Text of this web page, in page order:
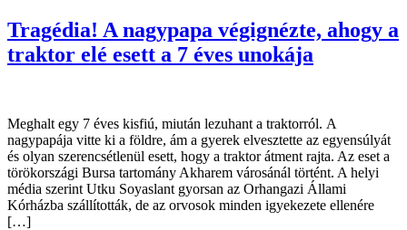
Tragédia! A nagypapa végignézte, ahogy a
traktor elé esett a 7 éves unokája
Meghalt egy 7 éves kisfiú, miután lezuhant a traktorról. A
nagypapája vitte ki a földre, ám a gyerek elvesztette az egyensúlyát
és olyan szerencsétlenül esett, hogy a traktor átment rajta. Az eset a
törökországi Bursa tartomány Akharem városánál történt. A helyi
média szerint Utku Soyaslant gyorsan az Orhangazi Állami
Kórházba szállították, de az orvosok minden igyekezete ellenére
[…]